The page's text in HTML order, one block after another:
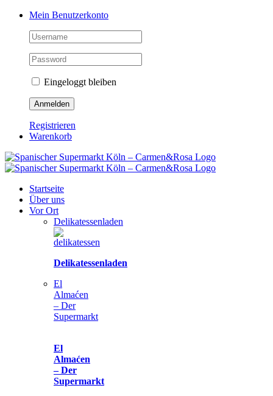
Zum
springen
Facebook
Instagram
Pinterest
Tiktok
YouTubeMein Benutzerkonto
Eingeloggt bleiben
Registrieren
Warenkorb
Startseite
Über uns
Vor Ort
Delikatessenladen
Delikatessenladen
El
Almaćen
– Der
Supermarkt
El
Almaćen
– Der
Supermarkt